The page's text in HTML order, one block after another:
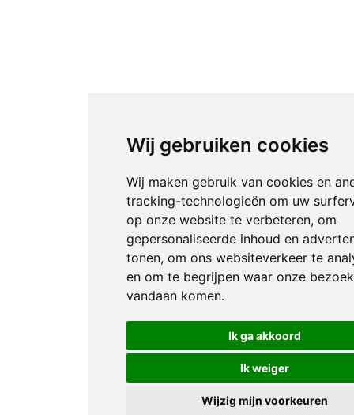
Wij gebruiken cookies
Wij maken gebruik van cookies en
tracking-technologieën om uw
op onze website te verbeteren, om
gepersonaliseerde inhoud en
tonen, om ons websiteverkeer te
en om te begrijpen waar onze
vandaan komen.
Ik ga akkoord
Ik weiger
Wijzig mijn voorkeuren